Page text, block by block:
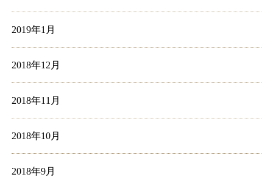
2019年1月
2018年12月
2018年11月
2018年10月
2018年9月